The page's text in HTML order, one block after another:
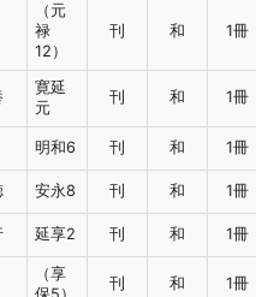
（元
禄
12）
刊 和 1冊
寛延
元
刊 和 1冊
明和6 刊 和 1冊
安永8 刊 和 1冊
延享2 刊 和 1冊
（享
刊 和 1冊